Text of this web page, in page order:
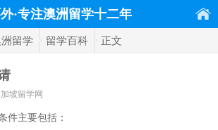
·专注澳洲留学十二年
留学 留学百科 正文
坡留学网
件主要包括：